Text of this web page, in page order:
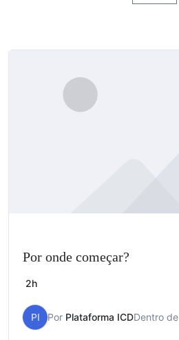
Por onde começar?
2h
PI Por Plataforma ICDDentro de